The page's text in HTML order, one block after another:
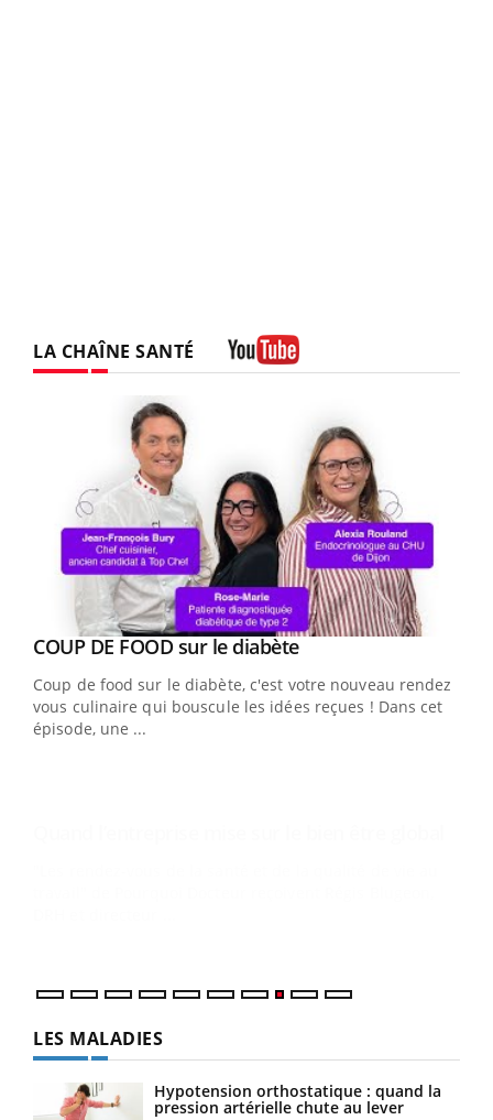
LA CHAÎNE SANTÉ
Youtube
COUP DE FOOD sur le diabèteYoutube
Coup de food sur le diabète, c'est votre nouveau rendez-
vous culinaire qui bouscule les idées reçues ! Dans cet
épisode, une ...
Youtube
Quand l’entreprise mise sur le bien être global
"Les rendez-vous de la santé et de la qualité de vie au
travail" de Pourquoi Docteur reçoivent Régis Blugeon,
DRH et directeur ...
LES MALADIES
Hypotension orthostatique : quand la
pression artérielle chute au lever